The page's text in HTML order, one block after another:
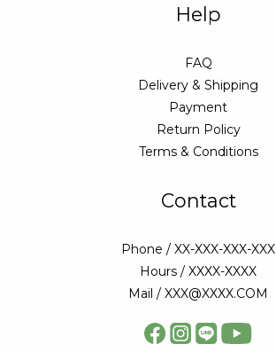
Help
FAQ
Delivery & Shipping
Payment
Return Policy
Terms & Conditions
Contact
Phone / XX-XXX-XXX-XXX
Hours / XXXX-XXXX
Mail / XXX@XXXX.COM